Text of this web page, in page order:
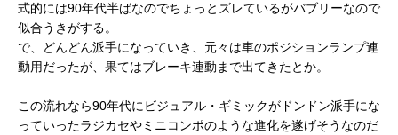
式的には90年代半ばなのでちょっとズレているがバブリーなので
似合うきがする。
で、どんどん派手になっていき、元々は車のポジションランプ連
動用だったが、果てはブレーキ連動まで出てきたとか。
この流れなら90年代にビジュアル・ギミックがドンドン派手にな
っていったラジカセやミニコンポのような進化を遂げそうなのだ